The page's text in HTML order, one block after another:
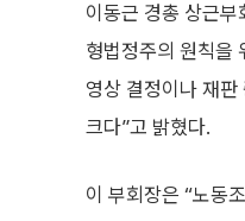
이동근 경총 상근
형법정주의 원칙을
영상 결정이나 재판
크다”고 밝혔다.
이 부회장은 “노동